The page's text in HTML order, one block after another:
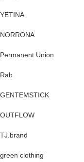
YETINA
NORRONA
Permanent Union
Rab
GENTEMSTICK
OUTFLOW
TJ.brand
green clothing